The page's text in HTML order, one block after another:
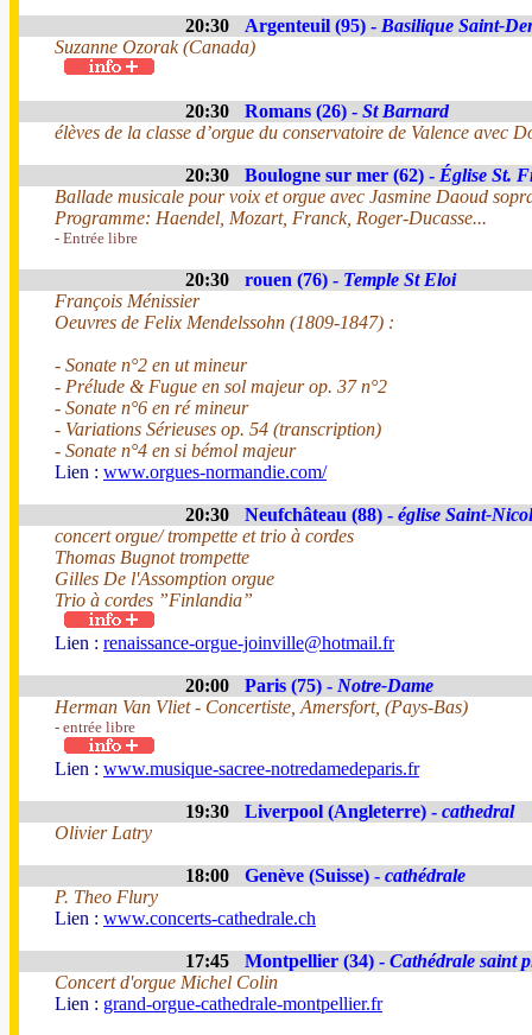
20:30 Argenteuil (95) - Basilique Saint-
Suzanne Ozorak (Canada)
20:30 Romans (26) - St Barnard
élèves de la classe d’orgue du conservatoire de Valence avec
20:30 Boulogne sur mer (62) - Église St.
Ballade musicale pour voix et orgue avec Jasmine Daoud
Programme: Haendel, Mozart, Franck, Roger-Ducasse...
- Entrée libre
20:30 rouen (76) - Temple St Eloi
François Ménissier
Oeuvres de Felix Mendelssohn (1809-1847) :
- Sonate n°2 en ut mineur
- Prélude & Fugue en sol majeur op. 37 n°2
- Sonate n°6 en ré mineur
- Variations Sérieuses op. 54 (transcription)
- Sonate n°4 en si bémol majeur
Lien : www.orgues-normandie.com/
20:30 Neufchâteau (88) - église Saint-
concert orgue/ trompette et trio à cordes
Thomas Bugnot trompette
Gilles De l'Assomption orgue
Trio à cordes ”Finlandia”
Lien : renaissance-orgue-joinville@hotmail.fr
20:00 Paris (75) - Notre-Dame
Herman Van Vliet - Concertiste, Amersfort, (Pays-Bas)
- entrée libre
Lien : www.musique-sacree-notredamedeparis.fr
19:30 Liverpool (Angleterre) - cathedral
Olivier Latry
18:00 Genève (Suisse) - cathédrale
P. Theo Flury
Lien : www.concerts-cathedrale.ch
17:45 Montpellier (34) - Cathédrale saint
Concert d'orgue Michel Colin
Lien : grand-orgue-cathedrale-montpellier.fr